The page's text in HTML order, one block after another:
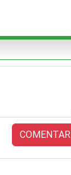
COMENTAR